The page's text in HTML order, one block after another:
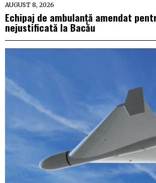
AUGUST 8, 2026
Echipaj de ambulanță amendat
nejustificată la Bacău